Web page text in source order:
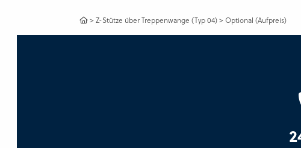
>Z-Stütze über Treppenwange (Typ 04)>Optional (Aufpreis)